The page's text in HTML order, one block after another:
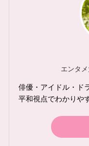
エンタ
俳優・アイドル・ド
平和視点でわかりや